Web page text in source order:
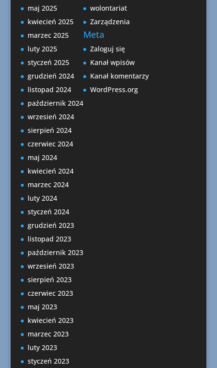
maj 2025
kwiecień 2025
marzec 2025
luty 2025
styczeń 2025
grudzień 2024
listopad 2024
październik 2024
wrzesień 2024
sierpień 2024
czerwiec 2024
maj 2024
kwiecień 2024
marzec 2024
luty 2024
styczeń 2024
grudzień 2023
listopad 2023
październik 2023
wrzesień 2023
sierpień 2023
czerwiec 2023
maj 2023
kwiecień 2023
marzec 2023
luty 2023
styczeń 2023
wolontariat
Zarządzenia
Meta
Zaloguj się
Kanał wpisów
Kanał komentarzy
WordPress.org